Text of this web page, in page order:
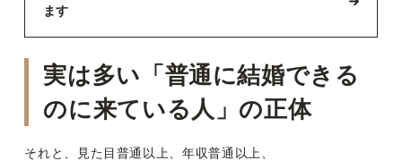
ます
実は多い「普通に結婚できる
のに来ている人」の正体
それと、見た目普通以上、年収普通以上、